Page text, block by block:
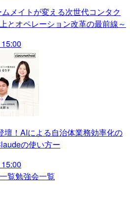
ムメイトが変える次世代コンタク
とオペレーション改革の最前線～
壇！AIによる自治体業務効率化の
の使い方ー
覧勉強会一覧